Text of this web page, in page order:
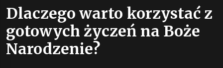
Dlaczego warto korzystać z
gotowych życzeń na Boże
Narodzenie?